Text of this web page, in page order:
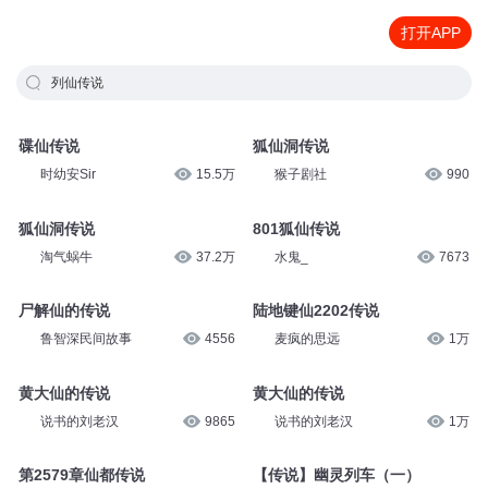
打开APP
列仙传说
碟仙传说
时幼安Sir 15.5万
狐仙洞传说
淘气蜗牛 37.2万
尸解仙的传说
鲁智深民间故事 4556
黄大仙的传说
说书的刘老汉 9865
第2579章仙都传说
狐仙洞传说
猴子剧社 990
801狐仙传说
水鬼_ 7673
陆地键仙2202传说
麦疯的思远 1万
黄大仙的传说
说书的刘老汉 1万
【传说】幽灵列车（一）